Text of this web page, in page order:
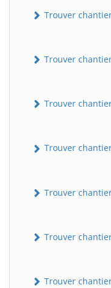
Trouver
Trouver
Trouver
Trouver
Trouver
Trouver
Trouver